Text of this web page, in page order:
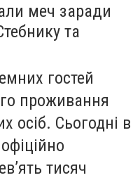
меч заради
та
гостей
проживання
осіб. Сьогодні в
тисяч